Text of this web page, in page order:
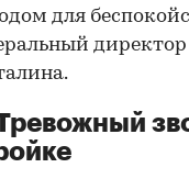
для